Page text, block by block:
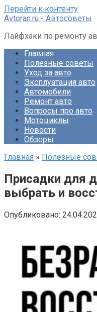
Перейти к контенту
Avtoran.ru - Автосоветы
Лайфхаки по ремонту
Главная
Полезные советы
Уход за авто
Эксплуатация авто
Автомобили
Ремонт авто
Вопросы про авто
Мотоциклы
Новости
Обзоры
Главная » Полезные
Присадки для
выбрать и
Опубликовано: